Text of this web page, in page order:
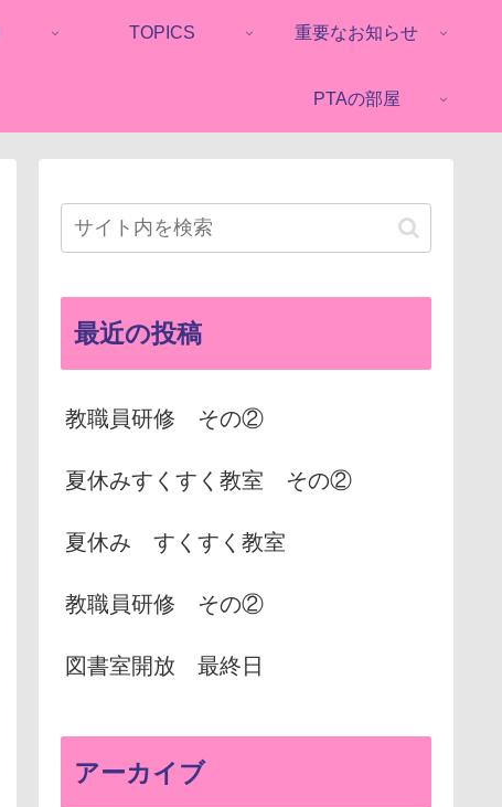
TOPICS 重要なお知らせ
PTAの部屋
最近の投稿
教職員研修 その②
夏休みすくすく教室 その②
夏休み すくすく教室
教職員研修 その②
図書室開放 最終日
アーカイブ